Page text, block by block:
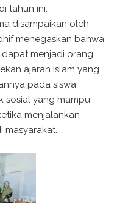
tahun ini.
disampaikan oleh
menegaskan bahwa
menjadi orang
ajaran Islam yang
pada siswa
sosial yang mampu
menjalankan
masyarakat.